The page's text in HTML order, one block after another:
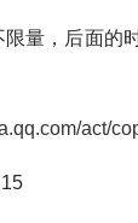
量，后面的
act/